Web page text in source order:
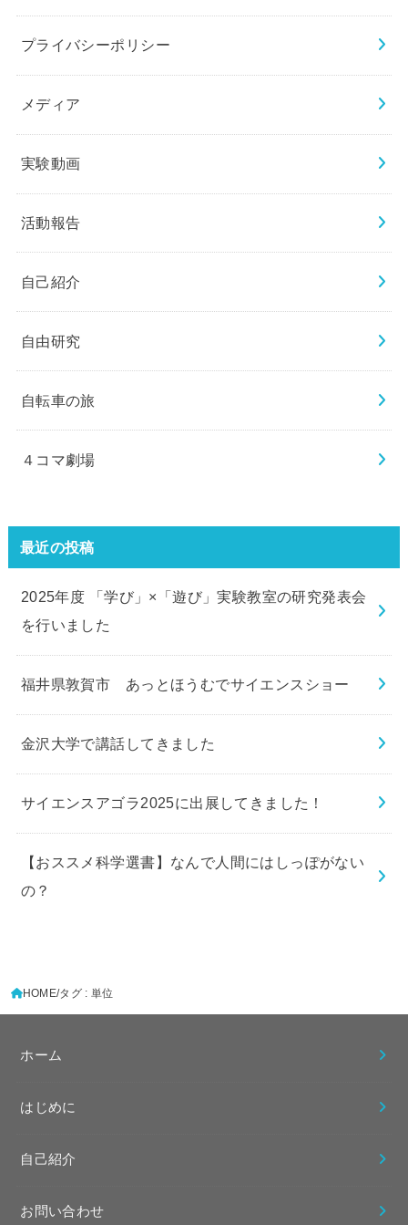
プライバシーポリシー
メディア
実験動画
活動報告
自己紹介
自由研究
自転車の旅
４コマ劇場
最近の投稿
2025年度 「学び」×「遊び」実験教室の研究発表会
を行いました
福井県敦賀市 あっとほうむでサイエンスショー
金沢大学で講話してきました
サイエンスアゴラ2025に出展してきました！
【おススメ科学選書】なんで人間にはしっぽがない
の？
HOME タグ : 単位
ホーム
はじめに
自己紹介
お問い合わせ